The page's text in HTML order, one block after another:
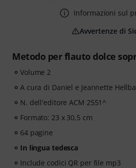
Metodo per flauto dolce
Volume 2
A cura di Daniel e Jeannette
N. dell'editore ACM 2551^
Formato: 23 x 30,5 cm
64 pagine
In lingua tedesca
Include codici QR per file mp3
Informazioni sul
Avvertenze di